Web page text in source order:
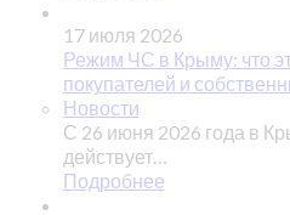
17 июля 2026
Режим ЧС в Крыму: что
покупателей и
Новости
С 26 июня 2026 года в
действует…
Подробнее